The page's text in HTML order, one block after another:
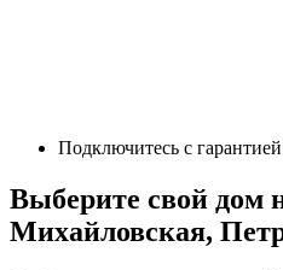
Подключитесь с
Выберите свой дом
Михайловская,